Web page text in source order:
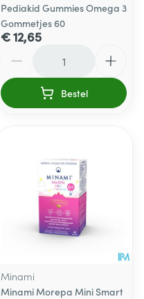
Pediakid Gummies Omega 3
Gommetjes 60
€ 12,65
Bestel
Minami
Minami Morepa Mini Smart